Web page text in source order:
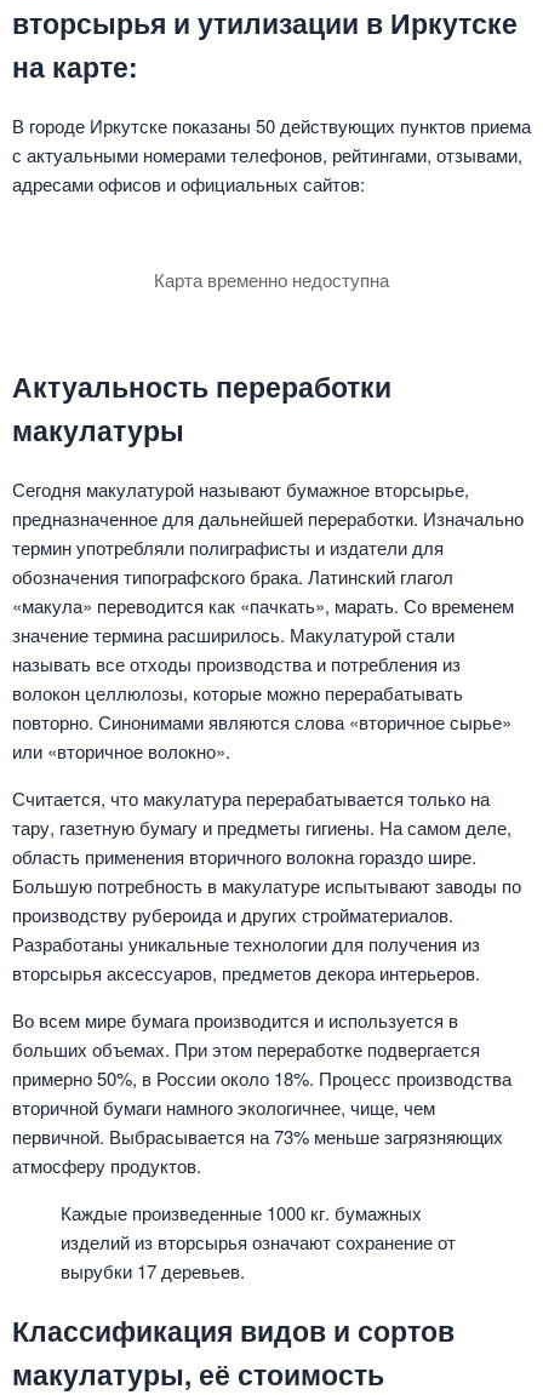
вторсырья и утилизации в Иркутске
на карте:
В городе Иркутске показаны 50 действующих пунктов приема
с актуальными номерами телефонов, рейтингами, отзывами,
адресами офисов и официальных сайтов:
Карта временно недоступна
Актуальность переработки
макулатуры
Сегодня макулатурой называют бумажное вторсырье,
предназначенное для дальнейшей переработки. Изначально
термин употребляли полиграфисты и издатели для
обозначения типографского брака. Латинский глагол
«макула» переводится как «пачкать», марать. Со временем
значение термина расширилось. Макулатурой стали
называть все отходы производства и потребления из
волокон целлюлозы, которые можно перерабатывать
повторно. Синонимами являются слова «вторичное сырье»
или «вторичное волокно».
Считается, что макулатура перерабатывается только на
тару, газетную бумагу и предметы гигиены. На самом деле,
область применения вторичного волокна гораздо шире.
Большую потребность в макулатуре испытывают заводы по
производству рубероида и других стройматериалов.
Разработаны уникальные технологии для получения из
вторсырья аксессуаров, предметов декора интерьеров.
Во всем мире бумага производится и используется в
больших объемах. При этом переработке подвергается
примерно 50%, в России около 18%. Процесс производства
вторичной бумаги намного экологичнее, чище, чем
первичной. Выбрасывается на 73% меньше загрязняющих
атмосферу продуктов.
Каждые произведенные 1000 кг. бумажных
изделий из вторсырья означают сохранение от
вырубки 17 деревьев.
Классификация видов и сортов
макулатуры, её стоимость